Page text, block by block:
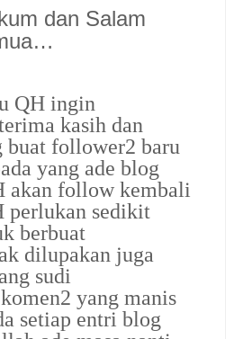
dan Salam
QH ingin
kasih dan
buat follower2 baru
yang ade blog
akan follow kembali
sedikit
berbuat
dilupakan juga
sudi
yang manis
setiap entri blog